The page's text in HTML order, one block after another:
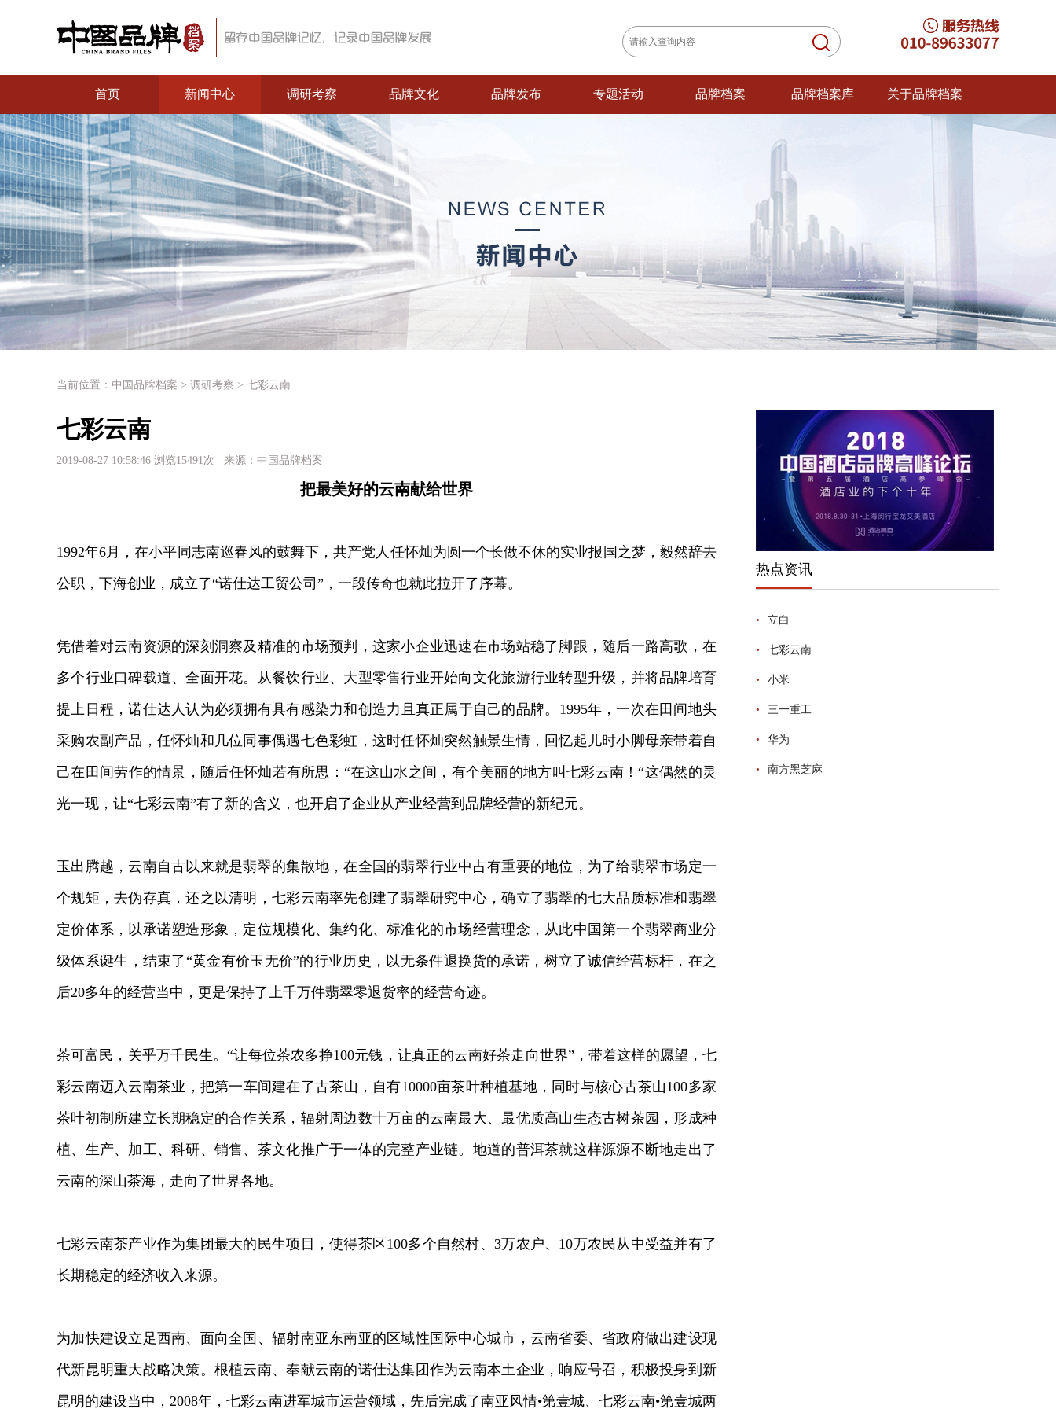
首页 新闻中心 调研考察 品牌文化 品牌发布 专题活动 品牌档案 品牌档案库 关于品牌档案
当前位置： 中国品牌档案 > 调研考察 > 七彩云南
七彩云南
2019-08-27 10:58:46 浏览15491次 来源： 中国品牌档案
把最美好的云南献给世界
1992年6月，在小平同志南巡春风的鼓舞下，共产党人任怀灿为圆一个长做不休的实业报国之梦，毅然辞去
公职，下海创业，成立了“诺仕达工贸公司”，一段传奇也就此拉开了序幕。
凭借着对云南资源的深刻洞察及精准的市场预判，这家小企业迅速在市场站稳了脚跟，随后一路高歌，在
多个行业口碑载道、全面开花。从餐饮行业、大型零售行业开始向文化旅游行业转型升级，并将品牌培育
提上日程，诺仕达人认为必须拥有具有感染力和创造力且真正属于自己的品牌。1995年，一次在田间地头
采购农副产品，任怀灿和几位同事偶遇七色彩虹，这时任怀灿突然触景生情，回忆起儿时小脚母亲带着自
己在田间劳作的情景，随后任怀灿若有所思：“在这山水之间，有个美丽的地方叫七彩云南！“这偶然的灵
光一现，让“七彩云南”有了新的含义，也开启了企业从产业经营到品牌经营的新纪元。
玉出腾越，云南自古以来就是翡翠的集散地，在全国的翡翠行业中占有重要的地位，为了给翡翠市场定一
个规矩，去伪存真，还之以清明，七彩云南率先创建了翡翠研究中心，确立了翡翠的七大品质标准和翡翠
定价体系，以承诺塑造形象，定位规模化、集约化、标准化的市场经营理念，从此中国第一个翡翠商业分
级体系诞生，结束了“黄金有价玉无价”的行业历史，以无条件退换货的承诺，树立了诚信经营标杆，在之
后20多年的经营当中，更是保持了上千万件翡翠零退货率的经营奇迹。
茶可富民，关乎万千民生。“让每位茶农多挣100元钱，让真正的云南好茶走向世界”，带着这样的愿望，七
彩云南迈入云南茶业，把第一车间建在了古茶山，自有10000亩茶叶种植基地，同时与核心古茶山100多家
茶叶初制所建立长期稳定的合作关系，辐射周边数十万亩的云南最大、最优质高山生态古树茶园，形成种
植、生产、加工、科研、销售、茶文化推广于一体的完整产业链。地道的普洱茶就这样源源不断地走出了
云南的深山茶海，走向了世界各地。
七彩云南茶产业作为集团最大的民生项目，使得茶区100多个自然村、3万农户、10万农民从中受益并有了
长期稳定的经济收入来源。
为加快建设立足西南、面向全国、辐射南亚东南亚的区域性国际中心城市，云南省委、省政府做出建设现
代新昆明重大战略决策。根植云南、奉献云南的诺仕达集团作为云南本土企业，响应号召，积极投身到新
昆明的建设当中，2008年，七彩云南进军城市运营领域，先后完成了南亚风情•第壹城、七彩云南•第壹城两
热点资讯
• 立白
• 七彩云南
• 小米
• 三一重工
• 华为
• 南方黑芝麻